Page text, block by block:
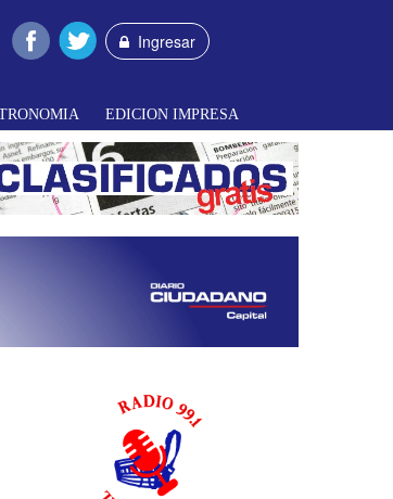
Ingresar
EDICION IMPRESA